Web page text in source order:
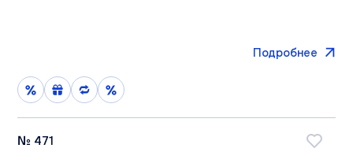
Подробнее
№ 471